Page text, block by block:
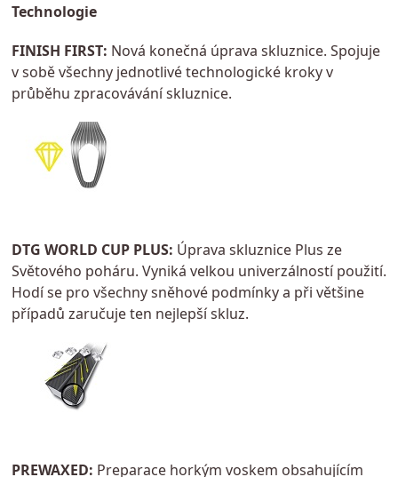
Technologie
FINISH FIRST: Nová konečná úprava skluznice. Spojuje
v sobě všechny jednotlivé technologické kroky v
průběhu zpracovávání skluznice.
DTG WORLD CUP PLUS: Úprava skluznice Plus ze
Světového poháru. Vyniká velkou univerzálností použití.
Hodí se pro všechny sněhové podmínky a při většine
případů zaručuje ten nejlepší skluz.
PREWAXED: Preparace horkým voskem obsahujícím